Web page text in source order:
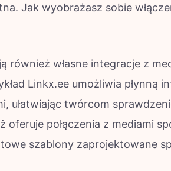
Jak wyobrażasz sobie
również własne integracje z
Linkx.ee umożliwia płynną
ułatwiając twórcom
oferuje połączenia z mediami
szablony zaprojektowane